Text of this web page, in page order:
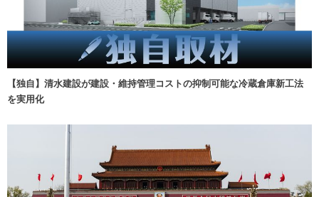
【独自】清水建設が建設・維持管理コストの抑制可能な冷蔵倉庫新工法
を実用化